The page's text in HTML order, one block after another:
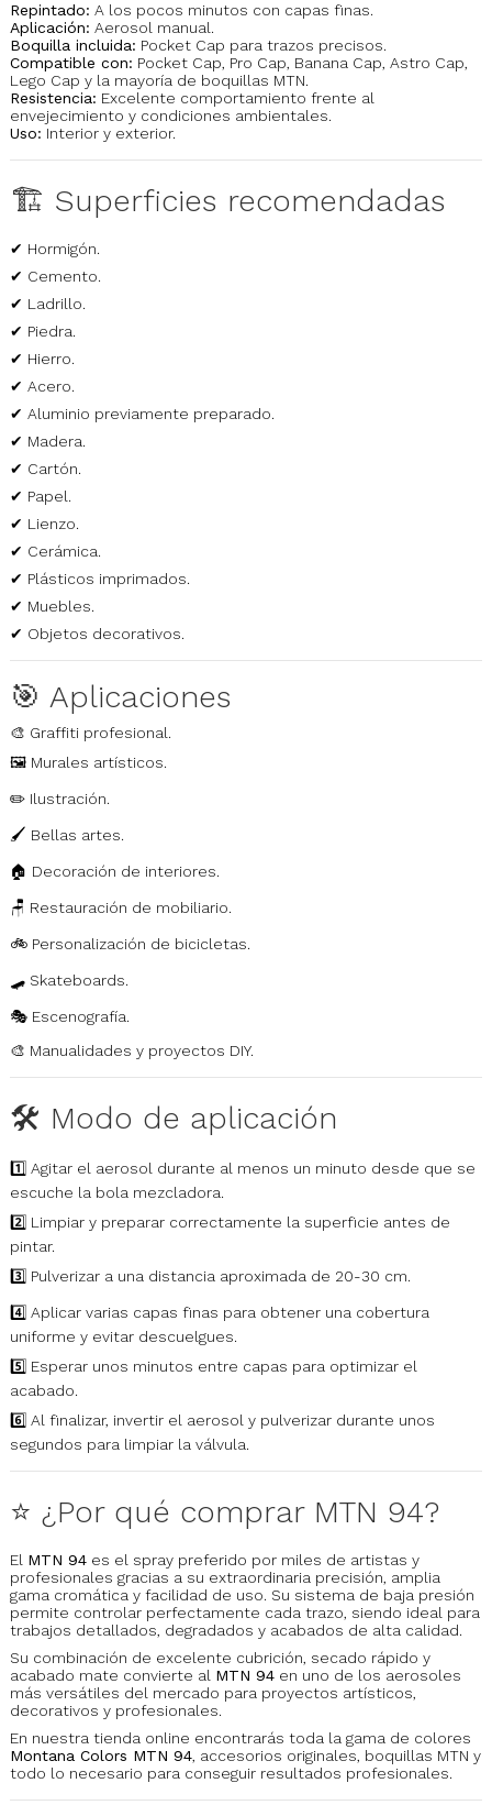
Repintado: A los pocos minutos con capas finas.
Aplicación: Aerosol manual.
Boquilla incluida: Pocket Cap para trazos precisos.
Compatible con: Pocket Cap, Pro Cap, Banana Cap, Astro Cap,
Lego Cap y la mayoría de boquillas MTN.
Resistencia: Excelente comportamiento frente al
envejecimiento y condiciones ambientales.
Uso: Interior y exterior.
🏗️ Superficies recomendadas
✔ Hormigón.
✔ Cemento.
✔ Ladrillo.
✔ Piedra.
✔ Hierro.
✔ Acero.
✔ Aluminio previamente preparado.
✔ Madera.
✔ Cartón.
✔ Papel.
✔ Lienzo.
✔ Cerámica.
✔ Plásticos imprimados.
✔ Muebles.
✔ Objetos decorativos.
🎯 Aplicaciones
🎨 Graffiti profesional.
🖼️ Murales artísticos.
✏️ Ilustración.
🖌️ Bellas artes.
🏠 Decoración de interiores.
🪑 Restauración de mobiliario.
🚲 Personalización de bicicletas.
🛹 Skateboards.
🎭 Escenografía.
🎨 Manualidades y proyectos DIY.
🛠️ Modo de aplicación
1️⃣ Agitar el aerosol durante al menos un minuto desde que se
escuche la bola mezcladora.
2️⃣ Limpiar y preparar correctamente la superficie antes de
pintar.
3️⃣ Pulverizar a una distancia aproximada de 20-30 cm.
4️⃣ Aplicar varias capas finas para obtener una cobertura
uniforme y evitar descuelgues.
5️⃣ Esperar unos minutos entre capas para optimizar el
acabado.
6️⃣ Al finalizar, invertir el aerosol y pulverizar durante unos
segundos para limpiar la válvula.
⭐ ¿Por qué comprar MTN 94?
El MTN 94 es el spray preferido por miles de artistas y
profesionales gracias a su extraordinaria precisión, amplia
gama cromática y facilidad de uso. Su sistema de baja presión
permite controlar perfectamente cada trazo, siendo ideal para
trabajos detallados, degradados y acabados de alta calidad.
Su combinación de excelente cubrición, secado rápido y
acabado mate convierte al MTN 94 en uno de los aerosoles
más versátiles del mercado para proyectos artísticos,
decorativos y profesionales.
En nuestra tienda online encontrarás toda la gama de colores
Montana Colors MTN 94, accesorios originales, boquillas MTN y
todo lo necesario para conseguir resultados profesionales.